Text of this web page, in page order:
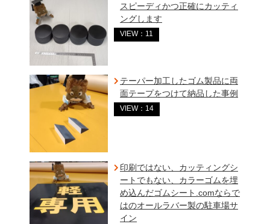
スピーディかつ正確にカッティ
ングします
VIEW：11
テーパー加工したゴム製品に両
面テープをつけて納品した事例
VIEW：14
印刷ではない、カッティングシ
ートでもない、カラーゴムを埋
め込んだゴムシート.comならで
はのオールラバー製の駐車場サ
イン